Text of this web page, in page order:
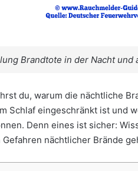
Brandtote in der Nacht und
du, warum die nächtliche
Schlaf eingeschränkt ist und
Denn eines ist sicher:
nächtlicher Brände